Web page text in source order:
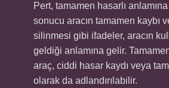
Pert, tamamen hasarlı
sonucu aracın tamamen kaybı
silinmesi gibi ifadeler, aracın
geldiği anlamına gelir.
araç, ciddi hasar kaydı veya
olarak da adlandırılabilir.